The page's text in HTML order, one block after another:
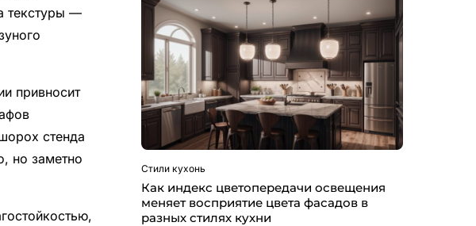
текстуры —
привносит
стенда
но заметно
Стили кухонь
Как индекс цветопередачи освещения
меняет восприятие цвета фасадов в
разных стилях кухни